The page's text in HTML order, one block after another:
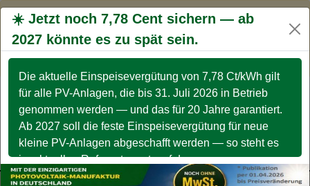
Wir verwendenCookies, durch die weitere Nutzung
der Webseite stimmen Sie der Verwendung von
Cookieszu.Datenschutzerklärung
☀️ Jetzt noch 7,78 Cent sichern — ab
2027 könnte es zu spät sein.
Die aktuelle Einspeisevergütung von 7,78 Ct/kWh gilt
für alle PV-Anlagen, die bis 31. Juli 2026 in Betrieb
genommen werden — und das für 20 Jahre garantiert.
Ab 2027 soll die feste Einspeisevergütung für neue
kleine PV-Anlagen abgeschafft werden — so steht es
im aktuellen Referentenentwurf des
Wirtschaftsministeriums. TIP ➡️ Jetzt unverbindlich
SENDEN
BUCHEN
AKTUELLE
TERMINE
Home
Mehr Geld verdienen
Weniger Geld bezahlen
Meine Angebote
Service